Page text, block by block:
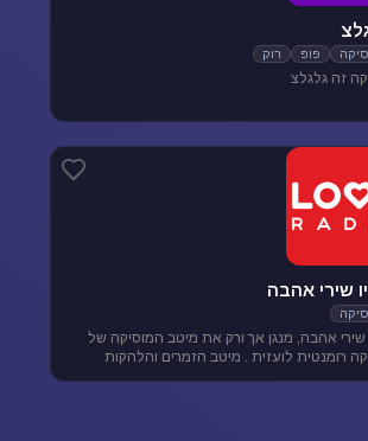
פופ רוק
זה גלגלצ
שירי אהבה
שירי אהבה, מנגן אך ורק את מיטב המוסיקה של
רומנטית לועזית . מיטב הזמרים והלהקות